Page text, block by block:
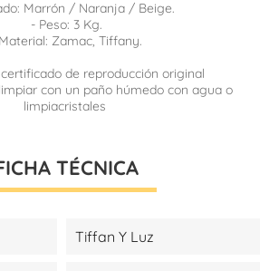
Marrón / Naranja / Beige.
- Peso: 3 Kg.
Zamac, Tiffany.
de reproducción original
con un paño húmedo con agua o
limpiacristales
TÉCNICA
Tiffan Y Luz